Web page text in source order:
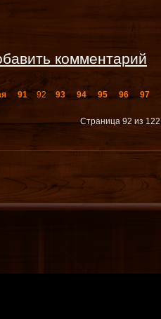
комментарий
91 92 93 94 95 96 97
Страница 92 из 122